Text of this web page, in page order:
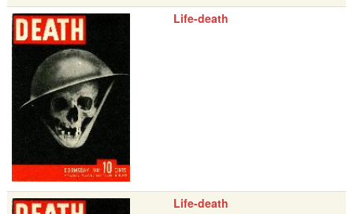
Life-death
Life-death